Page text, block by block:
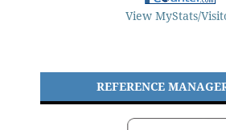
View MyStats/
REFERENCE